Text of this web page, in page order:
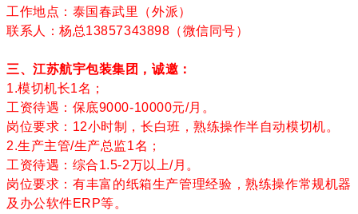
工作地点：泰国春武里（外派）
联系人：杨总13857343898（微信同号）
三、江苏航宇包装集团，诚邀：
1.模切机长1名；
工资待遇：保底9000-10000元/月。
岗位要求：12小时制，长白班，熟练操作半自动模切机。
2.生产主管/生产总监1名；
工资待遇：综合1.5-2万以上/月。
岗位要求：有丰富的纸箱生产管理经验，熟练操作常规机器
及办公软件ERP等。